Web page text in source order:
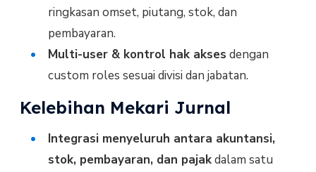
ringkasan omset, piutang, stok, dan
pembayaran.
Multi-user & kontrol hak akses dengan
custom roles sesuai divisi dan jabatan.
Kelebihan Mekari Jurnal
Integrasi menyeluruh antara akuntansi,
stok, pembayaran, dan pajakdalam satu